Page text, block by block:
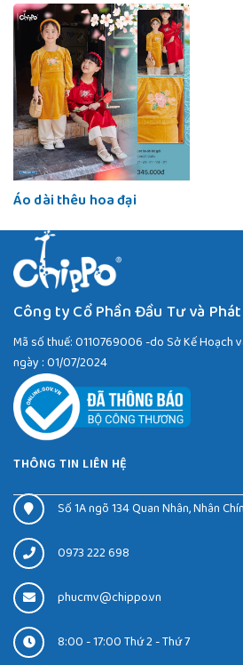
Áo dài thêu hoa đại
Công ty Cổ Phần Đầu Tư và
Mã số thuế: 0110769006 -do Sở Kế Hoạch
ngày : 01/07/2024
THÔNG TIN LIÊN HỆ
Số 1A ngõ 134 Quan Nhân, Nhân
0973 222 698
phucmv@chippo.vn
8:00 - 17:00 Thứ 2 - Thứ 7